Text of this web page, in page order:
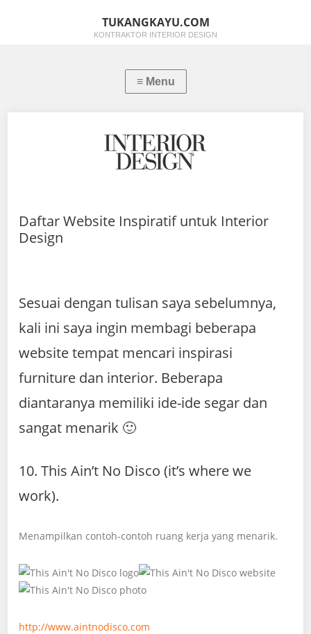
TUKANGKAYU.COM
KONTRAKTOR INTERIOR DESIGN
Daftar Website Inspiratif untuk Interior
Design
Sesuai dengan tulisan saya sebelumnya,
kali ini saya ingin membagi beberapa
website tempat mencari inspirasi
furniture dan interior. Beberapa
diantaranya memiliki ide-ide segar dan
sangat menarik 🙂
10. This Ain’t No Disco (it’s where we
work).
Menampilkan contoh-contoh ruang kerja yang menarik.
http://www.aintnodisco.com